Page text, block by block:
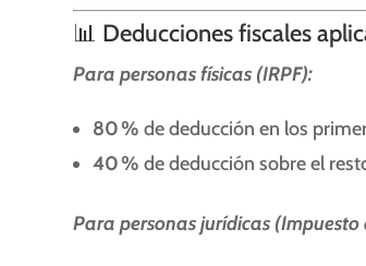
📊 Deducciones fiscales
Para personas físicas (IRPF):
80 % de deducción en los
40 % de deducción sobre el
Para personas jurídicas (Impuesto